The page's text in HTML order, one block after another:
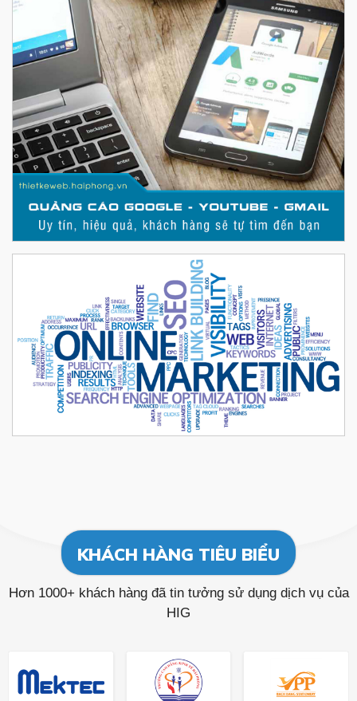
KHÁCH HÀNG TIÊU BIỂU
Hơn 1000+ khách hàng đã tin tưởng sử dụng dịch vụ của
HIG